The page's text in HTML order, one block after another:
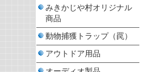
みきかじや村オリジナル
商品
動物捕獲トラップ（罠）
アウトドア用品